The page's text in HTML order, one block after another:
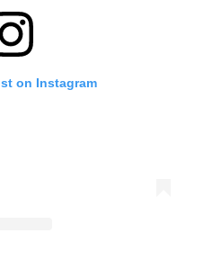
on Instagram